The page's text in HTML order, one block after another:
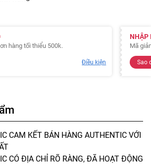
hàng tối thiểu 500k.
Điều kiện
NHẬP
Mã
Sao
CAM KẾT BÁN HÀNG AUTHENTIC VỚI
CÓ ĐỊA CHỈ RÕ RÀNG, ĐÃ HOẠT ĐỘNG